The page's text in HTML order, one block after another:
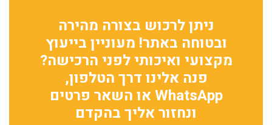
ניתן לרכוש בצורה מהירה
ובטוחה באתר! מעוניין בייעוץ
מקצועי ואיכותי לפני הרכישה?
פנה אלינו דרך הטלפון,
WhatsApp או השאר פרטים
ונחזור אליך בהקדם